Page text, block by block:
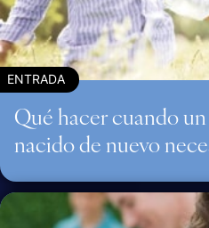
ENTRADA
Qué hacer cuando
nacido de nuevo